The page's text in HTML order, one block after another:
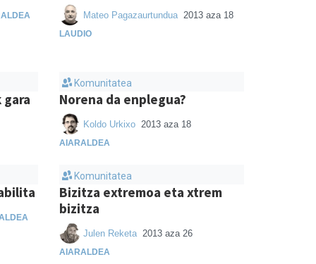
Mateo Pagazaurtundua 2013 aza 18
LAUDIO
Komunitatea
Norena da enplegua?
Koldo Urkixo 2013 aza 18
AIARALDEA
Komunitatea
Bizitza extremoa eta xtrem
bizitza
Julen Reketa 2013 aza 26
AIARALDEA